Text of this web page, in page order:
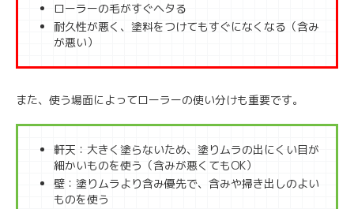
ローラーの毛がすぐヘタる
耐久性が悪く、塗料をつけてもすぐになくなる（含み
が悪い）
また、使う場面によってローラーの使い分けも重要です。
軒天：大きく塗らないため、塗りムラの出にくい目が
細かいものを使う（含みが悪くてもOK）
壁：塗りムラより含み優先で、含みや掃き出しのよい
ものを使う